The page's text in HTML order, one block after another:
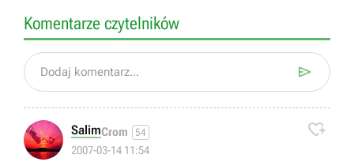
Komentarze czytelników
Dodaj komentarz... 
SalimCrom 54
2007-03-14 11:54
